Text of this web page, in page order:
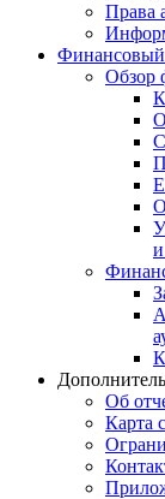
Права
Финансовый
Обзор
Об
Карта